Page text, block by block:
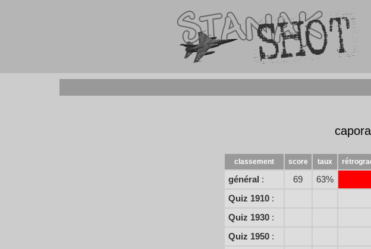
classement score taux
général : 69 63%
Quiz 1910:
Quiz 1930:
Quiz 1950: